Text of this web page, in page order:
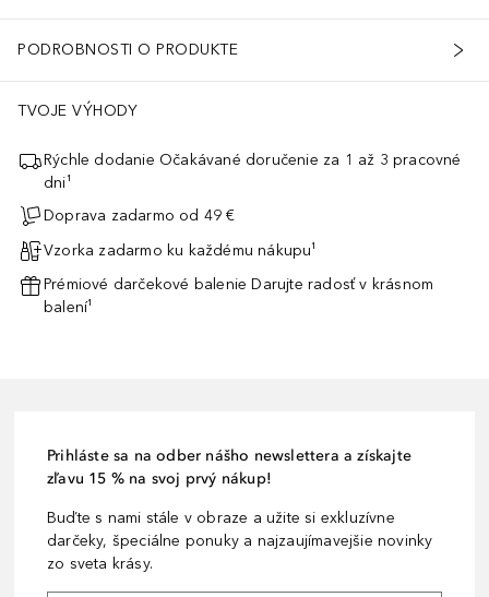
PODROBNOSTI O PRODUKTE
TVOJE VÝHODY
Rýchle dodanie Očakávané doručenie za 1 až 3 pracovné
dni¹
Doprava zadarmo od 49 €
Vzorka zadarmo ku každému nákupu¹
Prémiové darčekové balenie Darujte radosť v krásnom
balení¹
Prihláste sa na odber nášho newslettera a získajte
zľavu 15 % na svoj prvý nákup!
Buďte s nami stále v obraze a užite si exkluzívne
darčeky, špeciálne ponuky a najzaujímavejšie novinky
zo sveta krásy.